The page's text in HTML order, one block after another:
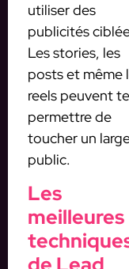
utiliser des
publicités
Les stories, les
posts et même
reels peuvent te
permettre de
toucher un
public.
Les
meilleures